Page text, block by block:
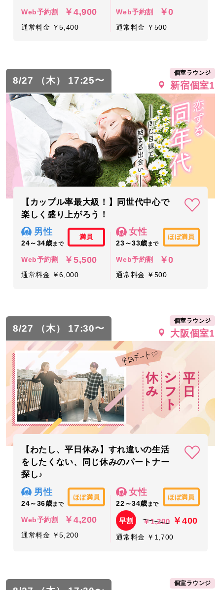
Web予約割 ￥4,900
通常料金 ￥5,400
Web予約割 ￥0
通常料金 ￥500
8/27 （木） 17:25〜
個室ラウンジ
新宿個室1
【カップル率最大級！】同世代中心で
楽しく盛り上がろう！
男性
24～34歳まで
満員
Web予約割 ￥5,500
通常料金 ￥6,000
女性
23～33歳 まで
ほぼ満員
Web予約割 ￥0
通常料金 ￥500
8/27 （木） 17:30〜
個室ラウンジ
大阪個室1
【わたし、平日休み】すれ違いの生活
をしたくない、同じ休みのパートナー
探し♪
男性
24～36歳まで
ほぼ満員
Web予約割 ￥4,200
通常料金 ￥5,200
女性
22～34歳 まで
ほぼ満員
早割 ￥1,200 ￥400
通常料金 ￥1,700
個室ラウンジ